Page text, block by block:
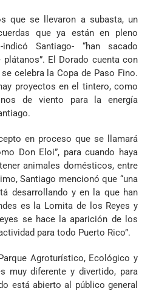
que se llevaron a subasta, un
que ya están en pleno
Santiago- “han sacado
El Dorado cuenta con
celebra la Copa de Paso Fino.
proyectos en el tintero, como
de viento para la energía
en proceso que se llamará
Don Eloi”, para cuando haya
animales domésticos, entre
Santiago mencionó que “una
desarrollando y en la que han
es la Lomita de los Reyes y
se hace la aparición de los
para todo Puerto Rico”.
Agroturístico, Ecológico y
muy diferente y divertido, para
está abierto al público general